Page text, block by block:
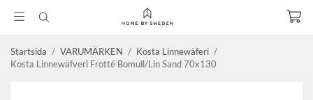
Startsida / VARUMÄRKEN / Kosta Linnewäferi /
Kosta Linnewäfveri Frotté Bomull/Lin Sand 70x130